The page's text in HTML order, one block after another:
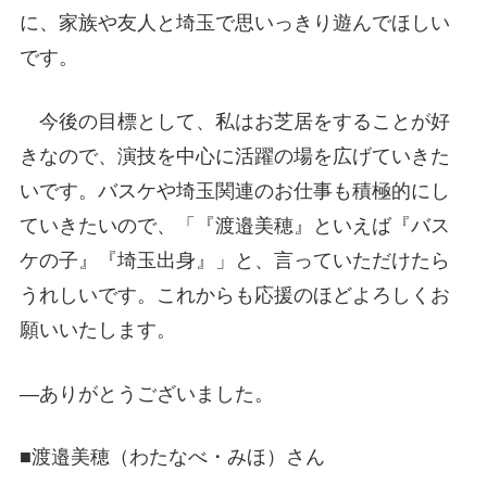
に、家族や友人と埼玉で思いっきり遊んでほしい
です。
今後の目標として、私はお芝居をすることが好
きなので、演技を中心に活躍の場を広げていきた
いです。バスケや埼玉関連のお仕事も積極的にし
ていきたいので、「『渡邉美穂』といえば『バス
ケの子』『埼玉出身』」と、言っていただけたら
うれしいです。これからも応援のほどよろしくお
願いいたします。
―ありがとうございました。
■渡邉美穂（わたなべ・みほ）さん